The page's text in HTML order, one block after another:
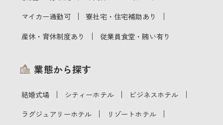
マイカー通勤可 ｜ 寮社宅・住宅補助あり ｜
産休・育休制度あり ｜ 従業員食堂・賄い有り
業態から探す
結婚式場 ｜ シティーホテル ｜ ビジネスホテル ｜
ラグジュアリーホテル ｜ リゾートホテル ｜